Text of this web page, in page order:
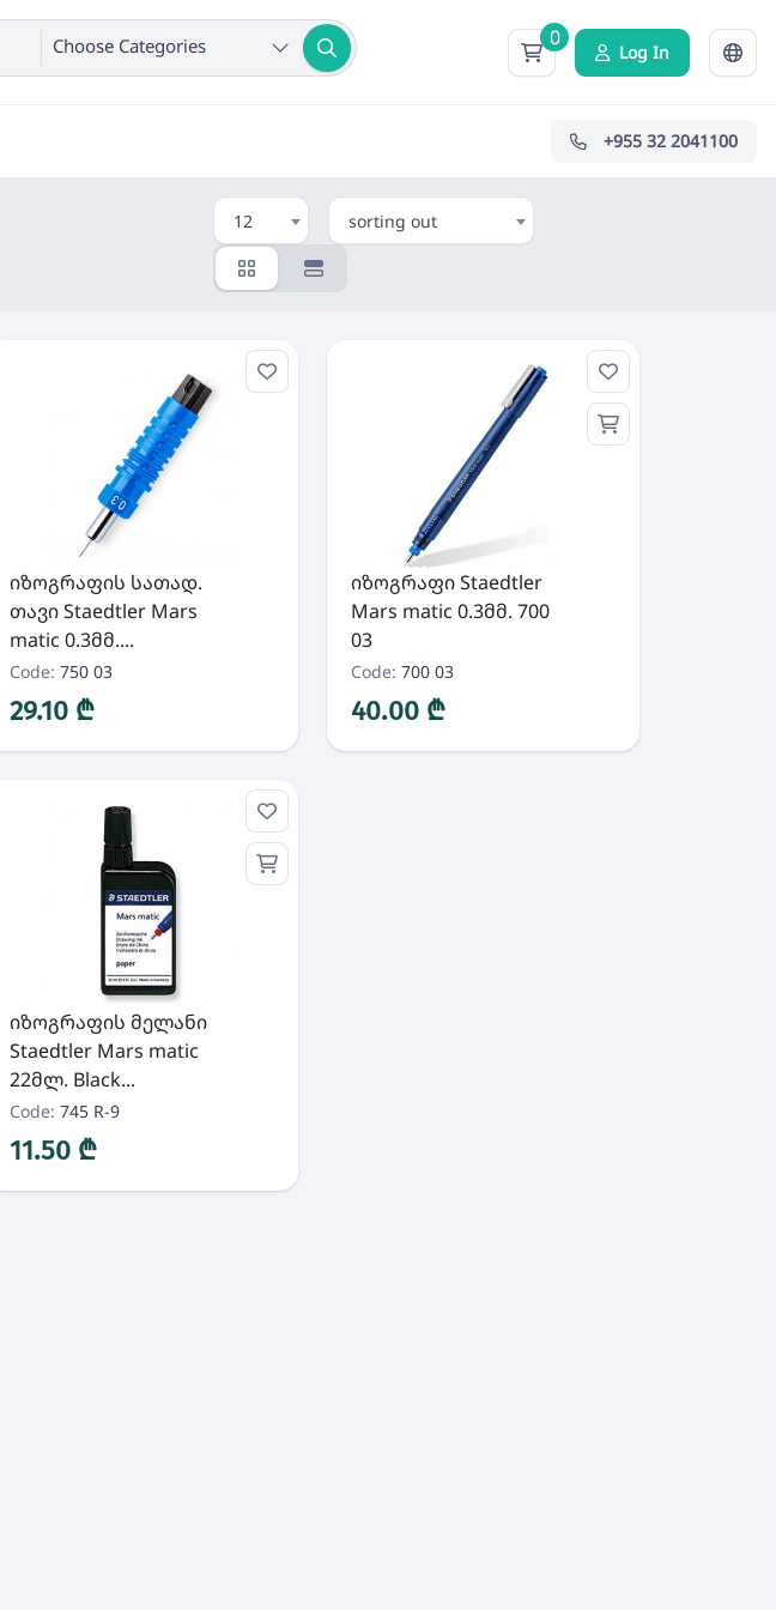
Choose Categories 0
Log In
+955 32 2041100
12 sorting out
იზოგრაფის სათად.
თავი Staedtler Mars
matic 0.3მმ....
Code: 750 03
29.10 ₾
იზოგრაფი Staedtler
Mars matic 0.3მმ. 700
03
Code: 700 03
40.00 ₾
იზოგრაფის მელანი
Staedtler Mars matic
22მლ. Black...
Code: 745 R-9
11.50 ₾